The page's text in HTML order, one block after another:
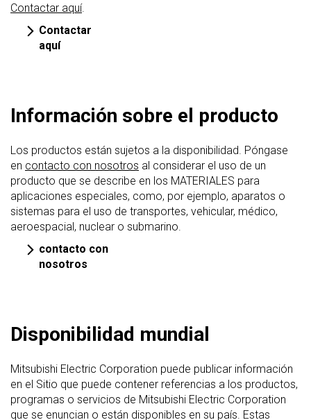
Contactar aquí.
Contactar
aquí
Información sobre el producto
Los productos están sujetos a la disponibilidad. Póngase
en contacto con nosotros al considerar el uso de un
producto que se describe en los MATERIALES para
aplicaciones especiales, como, por ejemplo, aparatos o
sistemas para el uso de transportes, vehicular, médico,
aeroespacial, nuclear o submarino.
contacto con
nosotros
Disponibilidad mundial
Mitsubishi Electric Corporation puede publicar información
en el Sitio que puede contener referencias a los productos,
programas o servicios de Mitsubishi Electric Corporation
que se enuncian o están disponibles en su país. Estas